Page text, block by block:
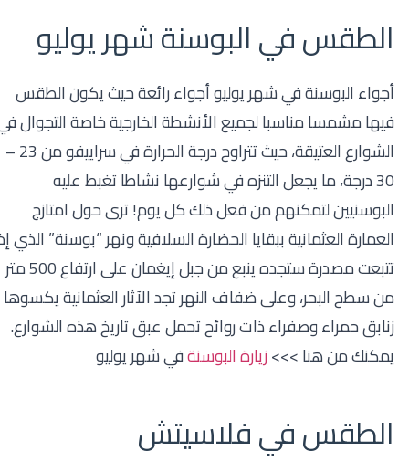
الطقس في البوسنة شهر يوليو
أجواء البوسنة في شهر يوليو أجواء رائعة حيث يكون الطقس
فيها مشمسا مناسبا لجميع الأنشطة الخارجية خاصة التجوال في
الشوارع العتيقة، حيث تتراوح درجة الحرارة في سراييفو من 23 –
30 درجة، ما يجعل التنزه في شوارعها نشاطا تغبط عليه
البوسنيين لتمكنهم من فعل ذلك كل يوم! ترى حول امتازج
العمارة العثمانية ببقايا الحضارة السلافية ونهر “بوسنة” الذي إذا
تتبعت مصدرة ستجده ينبع من جبل إيغمان على ارتفاع 500 متر
من سطح البحر، وعلى ضفاف النهر تجد الآثار العثمانية يكسوها
زنابق حمراء وصفراء ذات روائح تحمل عبق تاريخ هذه الشوارع.
يمكنك من هنا >>>زيارة البوسنةفي شهر يوليو
الطقس في فلاسيتش